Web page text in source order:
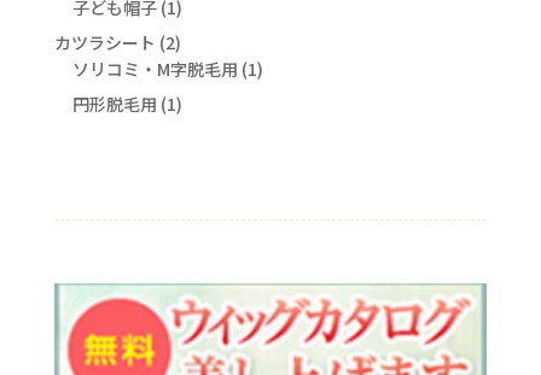
の
商
品
子ども帽子 11
個
の
商
品
カツラシート 22
個
の
商
ソリコミ・M字脱毛用 11
円形脱毛用 11